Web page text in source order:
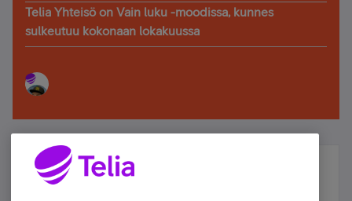
Telia Yhteisö on Vain luku -moodissa, kunnes
sulkeutuu kokonaan lokakuussa
Älä jää paitsi – osallistu ja voita!